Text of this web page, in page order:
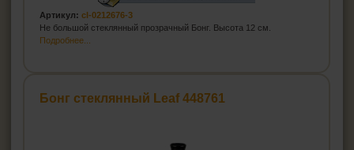
Артикул: cl-0212676-3
Не большой стеклянный прозрачный Бонг. Высота 12 см.
Подробнее...
Бонг стеклянный Leaf 448761